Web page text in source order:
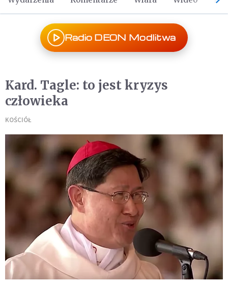
Radio DEON Modlitwa
Kard. Tagle: to jest kryzys
człowieka
KOŚCIÓŁ